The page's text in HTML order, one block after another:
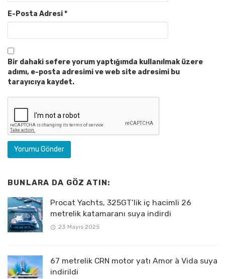
E-Posta Adresi*
Bir dahaki sefere yorum yaptığımda kullanılmak üzere
adımı, e-posta adresimi ve web site adresimi bu
tarayıcıya kaydet.
BUNLARA DA GÖZ ATIN:
Procat Yachts, 325GT’lik iç hacimli 26
metrelik katamaranı suya indirdi
23 Mayıs 2025
67 metrelik CRN motor yatı Amor à Vida suya
indirildi